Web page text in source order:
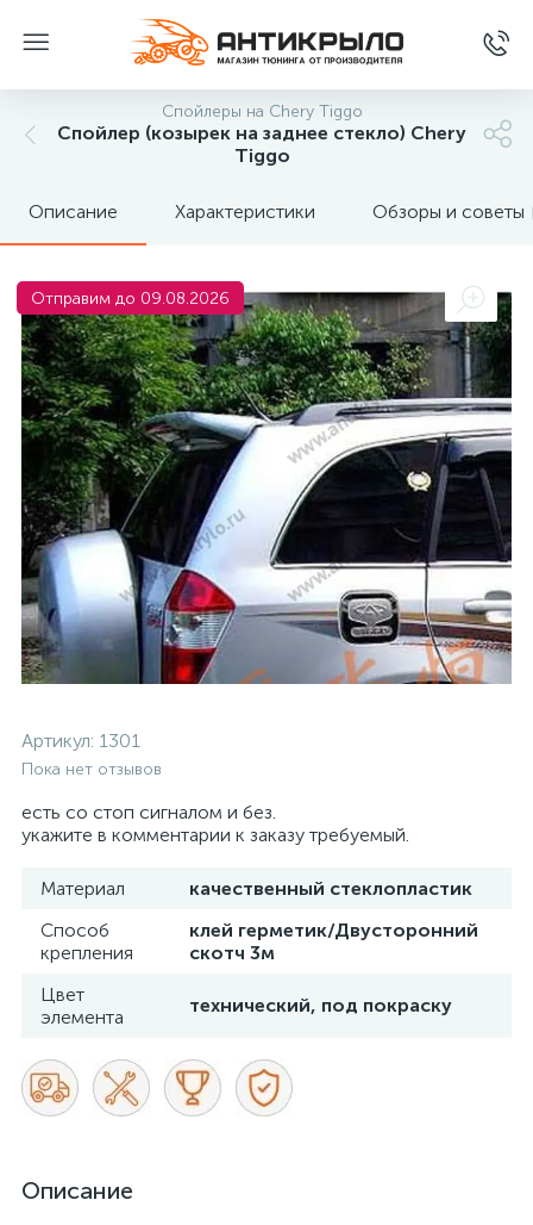
Спойлеры на Chery Tiggo
Спойлер (козырек на заднее стекло) Chery
Tiggo
Описание Характеристики Обзоры и советы
Отправим до 09.08.2026
Артикул: 1301
Пока нет отзывов
есть со стоп сигналом и без.
укажите в комментарии к заказу требуемый.
Материал
качественный стеклопластик
Способ
крепления
клей герметик/Двусторонний
скотч 3м
Цвет
элемента
технический, под покраску
Описание